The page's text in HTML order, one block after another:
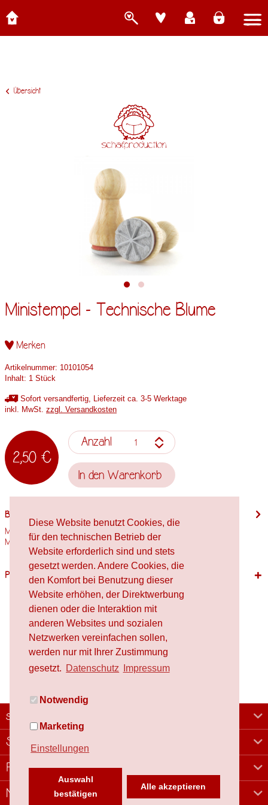
Diese Website benutzt Cookies, die
für den technischen Betrieb der
Website erforderlich sind und stets
gesetzt werden. Andere Cookies, die
den Komfort bei Benutzung dieser
Website erhöhen, der Direktwerbung
dienen oder die Interaktion mit
anderen Websites und sozialen
Netzwerken vereinfachen sollen,
werden nur mit Ihrer Zustimmung
gesetzt. Datenschutz Impressum
Notwendig
Marketing
Einstellungen
Auswahl
bestätigen
Alle akzeptieren
Übersicht
Ministempel - Technische Blume
Merken
Artikelnummer: 10101054
Inhalt: 1 Stück
Sofort versandfertig, Lieferzeit ca. 3-5 Werktage
inkl. MwSt. zzgl. Versandkosten
2,50 €
Anzahl
In den Warenkorb
Beschreibung
Motivgröße: 13mm x 13mm Stempelholzgröße: Spielfigur Verwendete
Materialien Holz,...mehr
Passende Produkte
schafproduction
Shop
Rechtliches
Newsletter